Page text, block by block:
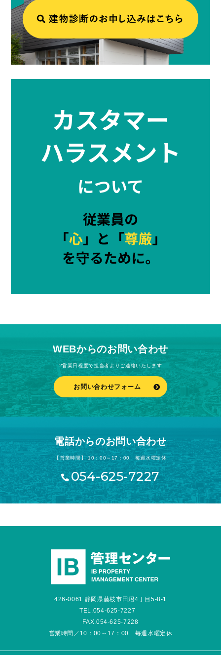
WEBからのお問い合わせ
2営業日程度で担当者よりご連絡いたします
お問い合わせフォーム
電話からのお問い合わせ
【営業時間】 10：00～17：00 毎週水曜定休
054-625-7227
426-0061 静岡県藤枝市田沼4丁目5-8-1
TEL.054-625-7227
FAX.054-625-7228
営業時間／10：00～17：00 毎週水曜定休